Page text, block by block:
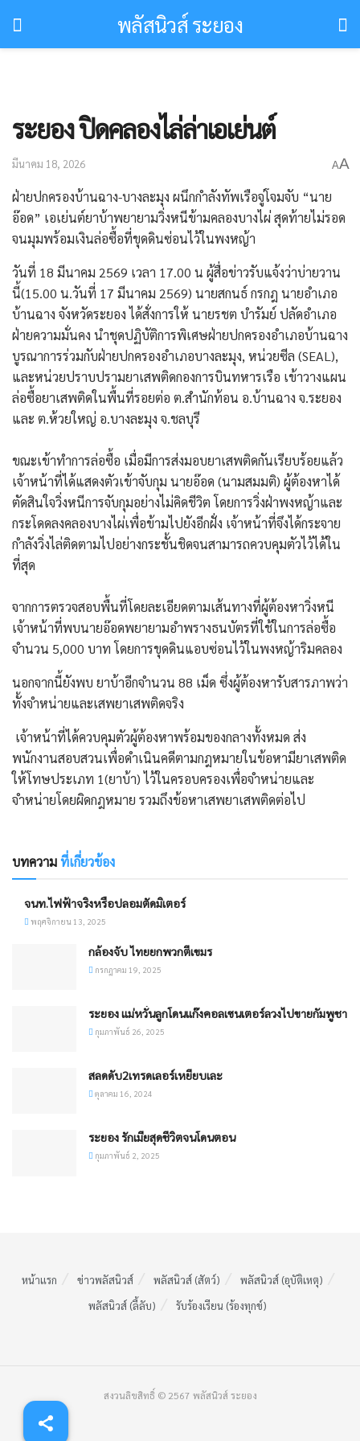
พลัสนิวส์ ระยอง
ระยอง ​ปิดคลองไล่ล่าเอเย่นต์
มีนาคม 18, 2026 AA
​ฝ่ายปกครองบ้านฉาง-บางละมุง ผนึกกำลังทัพเรือจู่โจมจับ “นาย
อ๊อด” เอเย่นต์ยาบ้าพยายามวิ่งหนีข้ามคลองบางไผ่ สุดท้ายไม่รอด
จนมุมพร้อมเงินล่อซื้อที่ขุดดินซ่อนไว้ในพงหญ้า
วันที่ 18 มีนาคม 2569 เวลา 17.00 น ผู้สื่อข่าวรับแจ้งว่าบ่ายวาน
นี้(15.00 น.วันที่ 17 มีนาคม 2569) นายสกนธ์ กรกฎ นายอำเภอ
บ้านฉาง จังหวัดระยอง ได้สั่งการให้ นายรชต บำรัมย์ ปลัดอำเภอ
ฝ่ายความมั่นคง นำชุดปฏิบัติการพิเศษฝ่ายปกครองอำเภอบ้านฉาง
บูรณาการร่วมกับฝ่ายปกครองอำเภอบางละมุง, หน่วยซีล (SEAL),
และหน่วยปราบปรามยาเสพติดกองการบินทหารเรือ เข้าวางแผน
ล่อซื้อยาเสพติดในพื้นที่รอยต่อ ต.สำนักท้อน อ.บ้านฉาง จ.ระยอง
และ ต.ห้วยใหญ่ อ.บางละมุง จ.ชลบุรี
​ขณะเข้าทำการล่อซื้อ เมื่อมีการส่งมอบยาเสพติดกันเรียบร้อยแล้ว
เจ้าหน้าที่ได้แสดงตัวเข้าจับกุม นายอ๊อด (นามสมมติ) ผู้ต้องหาได้
ตัดสินใจวิ่งหนีการจับกุมอย่างไม่คิดชีวิต โดยการวิ่งฝ่าพงหญ้าและ
กระโดดลงคลองบางไผ่เพื่อข้ามไปยังอีกฝั่ง เจ้าหน้าที่จึงได้กระจาย
กำลังวิ่งไล่ติดตามไปอย่างกระชั้นชิดจนสามารถควบคุมตัวไว้ได้ใน
ที่สุด
​จากการตรวจสอบพื้นที่โดยละเอียดตามเส้นทางที่ผู้ต้องหาวิ่งหนี
เจ้าหน้าที่พบนายอ๊อดพยายามอำพรางธนบัตรที่ใช้ในการล่อซื้อ
จำนวน 5,000 บาท โดยการขุดดินแอบซ่อนไว้ในพงหญ้าริมคลอง
นอกจากนี้ยังพบ ยาบ้าอีกจำนวน 88 เม็ด ซึ่งผู้ต้องหารับสารภาพว่า
ทั้งจำหน่ายและเสพยาเสพติดจริง
​ เจ้าหน้าที่ได้ควบคุมตัวผู้ต้องหาพร้อมของกลางทั้งหมด ส่ง
พนักงานสอบสวนเพื่อดำเนินคดีตามกฎหมายในข้อหามียาเสพติด
ให้โทษประเภท 1(ยาบ้า) ไว้ในครอบครองเพื่อจำหน่ายและ
จำหน่ายโดยผิดกฎหมาย รวมถึงข้อหาเสพยาเสพติดต่อไป
บทความที่เกี่ยวข้อง
จนท.ไฟฟ้าจริงหรือปลอมตัดมิเตอร์
พฤศจิกายน 13, 2025
กล้องจับ ไทยยกพวกตีเขมร
กรกฎาคม 19, 2025
ระยอง แม่หวั่นลูกโดนแก๊งคอลเซนเตอร์ลวงไปขายกัมพูชา
กุมภาพันธ์ 26, 2025
สลดดับ2เทรดเลอร์เหยียบเละ
ตุลาคม 16, 2024
ระยอง รักเมียสุดชีวิตจนโดนตอน
กุมภาพันธ์ 2, 2025
หน้าแรก ข่าวพลัสนิวส์ พลัสนิวส์ (สัตว์)
พลัสนิวส์ (อุบัติเหตุ)
พลัสนิวส์ (ลี้ลับ)
รับร้องเรียน (ร้องทุกข์)
สงวนลิขสิทธิ์ © 2567 พลัสนิวส์ ระยอง